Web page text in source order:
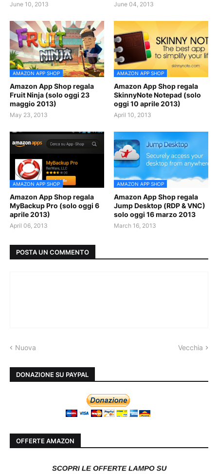
June 10, 2013 June 04, 2013
AMAZON APP SHOP
Amazon App Shop regala
Fruit Ninja (solo oggi 23
maggio 2013)
May 23, 2013
AMAZON APP SHOP
Amazon App Shop regala
SkinnyNote Notepad (solo
oggi 10 aprile 2013)
April 10, 2013
AMAZON APP SHOP
Amazon App Shop regala
MyBackup Pro (solo oggi 6
aprile 2013)
April 06, 2013
AMAZON APP SHOP
Amazon App Shop regala
Jump Desktop (RDP & VNC)
solo oggi 16 marzo 2013
March 16, 2013
POSTA UN COMMENTO
Nuova Vecchia
DONAZIONE SU PAYPAL
OFFERTE AMAZON